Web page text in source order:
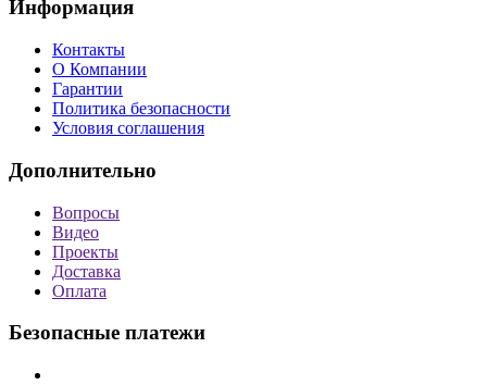
Информация
Контакты
О Компании
Гарантии
Политика безопасности
Условия соглашения
Дополнительно
Вопросы
Видео
Проекты
Доставка
Оплата
Безопасные платежи